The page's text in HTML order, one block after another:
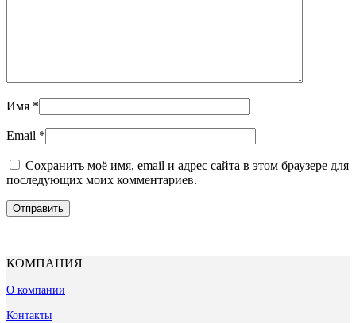
Имя *
Email *
Сохранить моё имя, email и адрес сайта в этом браузере для
последующих моих комментариев.
КОМПАНИЯ
О компании
Контакты